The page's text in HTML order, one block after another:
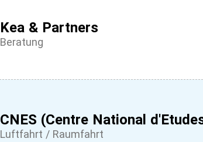
Kea & Partners
Beratung
CNES (Centre National
Luftfahrt / Raumfahrt